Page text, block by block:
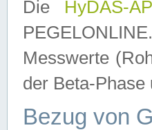
Die HyDAS-
Messwerte
der Beta-Phase
Bezug von